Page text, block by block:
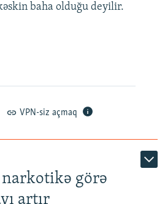
baha olduğu deyilir.
VPN-siz açmaq
görə
artır